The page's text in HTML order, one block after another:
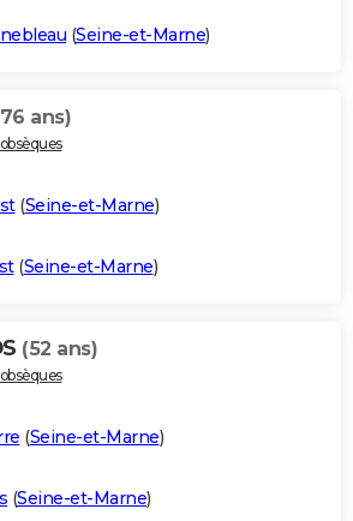
(Seine-et-Marne)
ans)
(Seine-et-Marne)
(Seine-et-Marne)
(52 ans)
(Seine-et-Marne)
(Seine-et-Marne)